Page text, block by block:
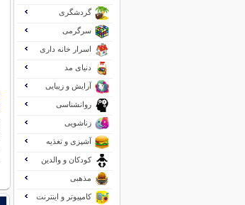
گردشگری
سرگرمی
اسرار خانه داری
دنیای مد
آرایش و زیبایی
روانشناسی
زناشویی
آشپزی و تغذیه
کودکان و والدین
مذهبی
کامپیوتر و اینترنت